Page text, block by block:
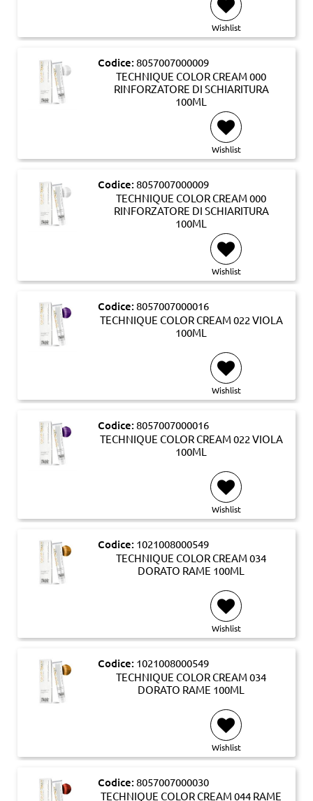
Wishlist
Codice: 8057007000009
TECHNIQUE COLOR CREAM 000
RINFORZATORE DI SCHIARITURA
100ML
Wishlist
Codice: 8057007000009
TECHNIQUE COLOR CREAM 000
RINFORZATORE DI SCHIARITURA
100ML
Wishlist
Codice: 8057007000016
TECHNIQUE COLOR CREAM 022 VIOLA
100ML
Wishlist
Codice: 8057007000016
TECHNIQUE COLOR CREAM 022 VIOLA
100ML
Wishlist
Codice: 1021008000549
TECHNIQUE COLOR CREAM 034
DORATO RAME 100ML
Wishlist
Codice: 1021008000549
TECHNIQUE COLOR CREAM 034
DORATO RAME 100ML
Wishlist
Codice: 8057007000030
TECHNIQUE COLOR CREAM 044 RAME